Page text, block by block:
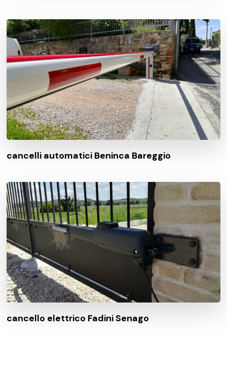
cancelli automatici Beninca Bareggio
cancello elettrico Fadini Senago